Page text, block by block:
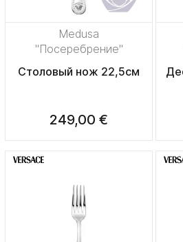
Medusa
"Посеребрение"
Столовый нож 22,5см
249,00 €